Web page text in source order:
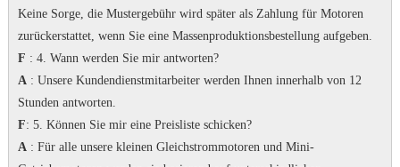
Keine Sorge, die Mustergebühr wird später als Zahlung für Motoren
zurückerstattet, wenn Sie eine Massenproduktionsbestellung aufgeben.
F : 4. Wann werden Sie mir antworten?
A: Unsere Kundendienstmitarbeiter werden Ihnen innerhalb von 12
Stunden antworten.
F: 5. Können Sie mir eine Preisliste schicken?
A: Für alle unsere kleinen Gleichstrommotoren und Mini-